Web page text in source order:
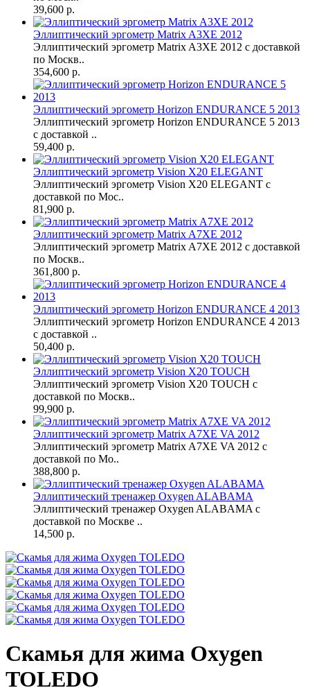
39,600 р.
Эллиптический эргометр Matrix A3XE 2012
Эллиптический эргометр Matrix A3XE 2012 с доставкой
по Москв..
354,600 р.
Эллиптический эргометр Horizon ENDURANCE 5 2013
Эллиптический эргометр Horizon ENDURANCE 5 2013
с доставкой ..
59,400 р.
Эллиптический эргометр Vision X20 ELEGANT
Эллиптический эргометр Vision X20 ELEGANT с
доставкой по Мос..
81,900 р.
Эллиптический эргометр Matrix A7XE 2012
Эллиптический эргометр Matrix A7XE 2012 с доставкой
по Москв..
361,800 р.
Эллиптический эргометр Horizon ENDURANCE 4 2013
Эллиптический эргометр Horizon ENDURANCE 4 2013
с доставкой ..
50,400 р.
Эллиптический эргометр Vision X20 TOUCH
Эллиптический эргометр Vision X20 TOUCH с
доставкой по Москв..
99,900 р.
Эллиптический эргометр Matrix A7XE VA 2012
Эллиптический эргометр Matrix A7XE VA 2012 с
доставкой по Мо..
388,800 р.
Эллиптический тренажер Oxygen ALABAMA
Эллиптический тренажер Oxygen ALABAMA с
доставкой по Москве ..
14,500 р.
Скамья для жима Oxygen
TOLEDO